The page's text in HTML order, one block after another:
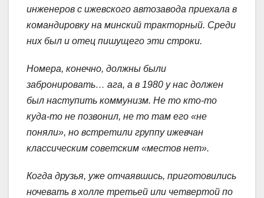
инженеров с ижевского автозавода приехала в
командировку на минский тракторный. Среди
них был и отец пишущего эти строки.
Номера, конечно, должны были
забронировать… ага, а в 1980 у нас должен
был наступить коммунизм. Не то кто-то
куда-то не позвонил, не то там его «не
поняли», но встретили группу ижевчан
классическим советским «местов нет».
Когда друзья, уже отчаявшись, приготовились
ночевать в холле третьей или четвертой по